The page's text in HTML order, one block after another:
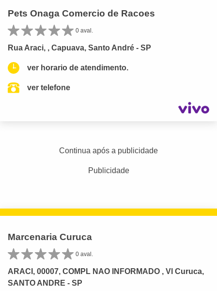
Pets Onaga Comercio de Racoes
0 aval.
Rua Araci, , Capuava, Santo André - SP
ver horario de atendimento.
ver telefone
Continua após a publicidade
Publicidade
Marcenaria Curuca
0 aval.
ARACI, 00007, COMPL NAO INFORMADO , Vl Curuca,
SANTO ANDRE - SP